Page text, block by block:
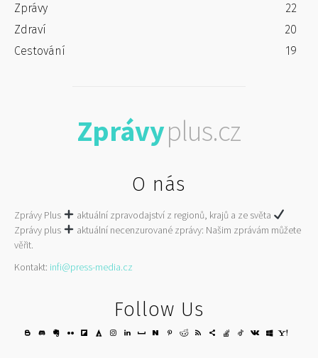
Zprávy
22
Zdraví
20
Cestování
19
Zprávyplus.cz
O nás
Zprávy Plus
aktuální zpravodajství z regionů, krajů a ze světa
Zprávy plus
aktuální necenzurované zprávy: Našim zprávám můžete
věřit.
Kontakt: infi@press-media.cz
Follow Us